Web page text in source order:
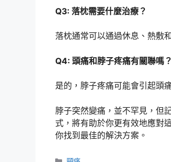
Q3: 落枕需要什麼治療？
落枕通常可以通過休息、熱敷
Q4: 頭痛和脖子疼痛有關聯嗎？
是的，脖子疼痛可能會引起頭
脖子突然變痛，並不罕見，但
式，將有助於你更有效地應對
你找到最佳的解決方案。